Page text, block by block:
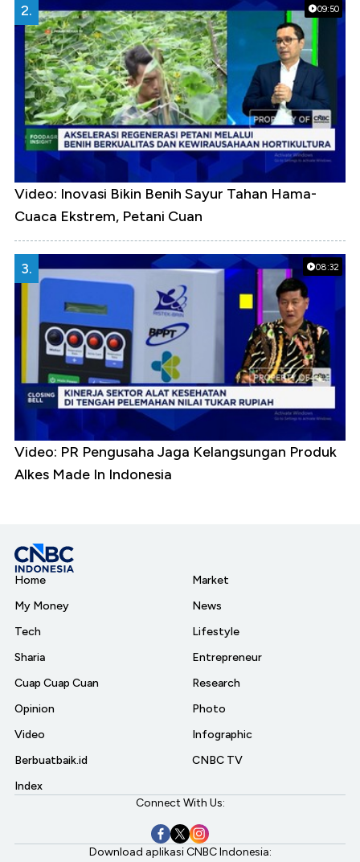
09:50
2.
Video: Inovasi Bikin Benih Sayur Tahan Hama-
Cuaca Ekstrem, Petani Cuan
08:32
3.
Video: PR Pengusaha Jaga Kelangsungan Produk
Alkes Made In Indonesia
Home
My Money
Tech
Sharia
Cuap Cuap Cuan
Opinion
Video
Berbuatbaik.id
Index
Market
News
Lifestyle
Entrepreneur
Research
Photo
Infographic
CNBC TV
Connect With Us:
Download aplikasi CNBC Indonesia: